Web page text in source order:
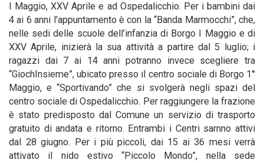
I Maggio, XXV Aprile e ad Ospedalicchio. Per i bambini dai
4 ai 6 anni l’appuntamento è con la “Banda Marmocchi”, che,
nelle sedi delle scuole dell’infanzia di Borgo I Maggio e di
XXV Aprile, inizierà la sua attività a partire dal 5 luglio; i
ragazzi dai 7 ai 14 anni potranno invece scegliere tra
“GiochInsieme”, ubicato presso il centro sociale di Borgo 1°
Maggio, e “Sportivando” che si svolgerà negli spazi del
centro sociale di Ospedalicchio. Per raggiungere la frazione
è stato predisposto dal Comune un servizio di trasporto
gratuito di andata e ritorno. Entrambi i Centri sarnno attivi
dal 28 giugno. Per i più piccoli, dai 15 ai 36 mesi verrà
attivato il nido estivo “Piccolo Mondo”, nella sede